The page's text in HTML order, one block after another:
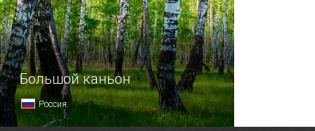
Большой каньон
Россия